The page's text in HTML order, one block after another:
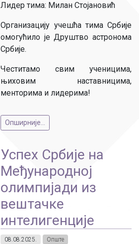
Лидер тима: Милан Стојановић
Организацију учешћа тима Србије
омогућило је Друштво астронома
Србије.
Честитамо свим ученицима,
њиховим наставницима,
менторима и лидерима!
Опширније...
Успех Србије на
Међународној
олимпијади из
вештачке
интелигенције
08.08.2025. Опште